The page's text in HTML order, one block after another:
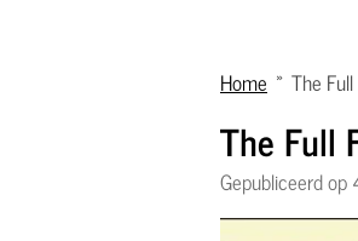
Home » The
The Full
Gepubliceerd